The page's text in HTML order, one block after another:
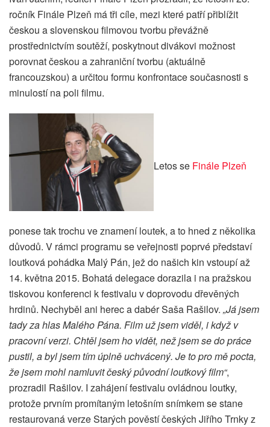
ročník Finále Plzeň má tři cíle, mezi které patří přiblížit
českou a slovenskou filmovou tvorbu převážně
prostřednictvím soutěží, poskytnout divákovi možnost
porovnat českou a zahraniční tvorbu (aktuálně
francouzskou) a určitou formu konfrontace současnosti s
minulostí na poli filmu.
Letos se Finále Plzeň
ponese tak trochu ve znamení loutek, a to hned z několika
důvodů. V rámci programu se veřejnosti poprvé představí
loutková pohádka Malý Pán, jež do našich kin vstoupí až
14. května 2015. Bohatá delegace dorazila i na pražskou
tiskovou konferenci k festivalu v doprovodu dřevěných
hrdinů. Nechyběl ani herec a dabér Saša Rašilov. „Já jsem
tady za hlas Malého Pána. Film už jsem viděl, i když v
pracovní verzi. Chtěl jsem ho vidět, než jsem se do práce
pustil, a byl jsem tím úplně uchvácený. Je to pro mě pocta,
že jsem mohl namluvit český původní loutkový film“,
prozradil Rašilov. I zahájení festivalu ovládnou loutky,
protože prvním promítaným letošním snímkem se stane
restaurovaná verze Starých pověstí českých Jiřího Trnky z